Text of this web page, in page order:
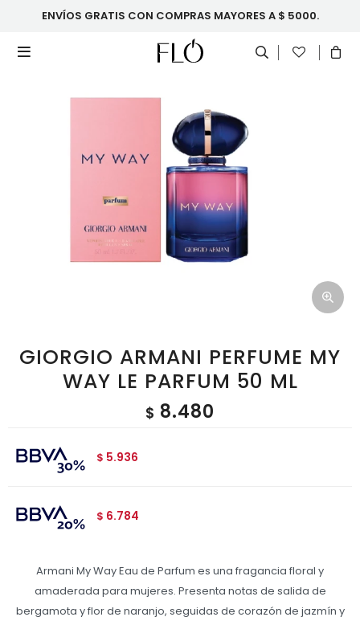
ENVÍOS GRATIS CON COMPRAS MAYORES A $ 5000.

GIORGIO ARMANI PERFUME MY
WAY LE PARFUM 50 ML
$ 8.480
$ 5.936
$ 6.784
Armani My Way Eau de Parfum es una fragancia floral y
amaderada para mujeres. Presenta notas de salida de
bergamota y flor de naranjo, seguidas de corazón de jazmín y